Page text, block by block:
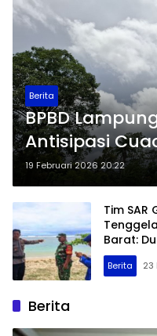
Berita
BPBD
Antisipasi
Akhir Februari
19 Februari 2026 20:22
Tim
Barat:
Berita 23
Berita